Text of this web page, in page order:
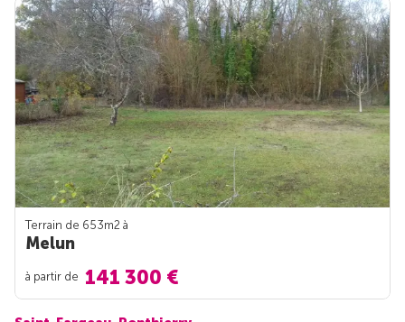
Terrain de 653m2 à
Melun
à partir de 141 300 €